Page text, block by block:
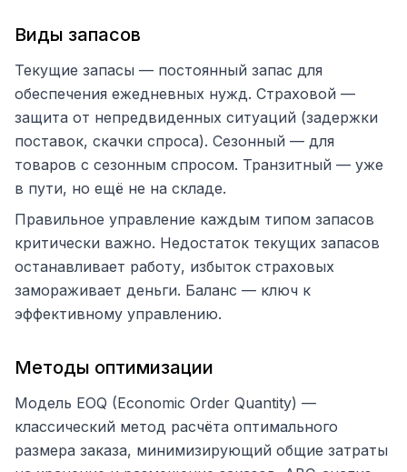
Виды запасов
Текущие запасы — постоянный запас для
обеспечения ежедневных нужд. Страховой —
защита от непредвиденных ситуаций (задержки
поставок, скачки спроса). Сезонный — для
товаров с сезонным спросом. Транзитный — уже
в пути, но ещё не на складе.
Правильное управление каждым типом запасов
критически важно. Недостаток текущих запасов
останавливает работу, избыток страховых
замораживает деньги. Баланс — ключ к
эффективному управлению.
Методы оптимизации
Модель EOQ (Economic Order Quantity) —
классический метод расчёта оптимального
размера заказа, минимизирующий общие затраты